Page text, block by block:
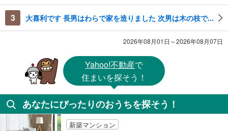
3 大喜利です 長男はわらで家を造りました 次男は木の枝で...
2026年08月01日～2026年08月07日
Yahoo!不動産で
住まいを探そう！
あなたにぴったりのおうちを探そう！
新築マンション